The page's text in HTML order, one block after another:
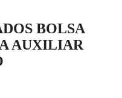
BOLSA
AUXILIAR